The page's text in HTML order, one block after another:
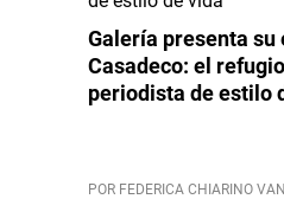
Galería presenta su
Casadeco: el
periodista de estilo
POR FEDERICA CHIARINO